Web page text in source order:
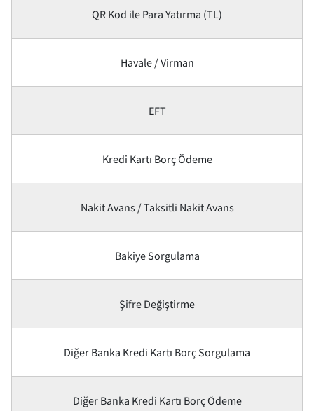
QR Kod ile Para Yatırma (TL)
Havale / Virman
EFT
Kredi Kartı Borç Ödeme
Nakit Avans / Taksitli Nakit Avans
Bakiye Sorgulama
Şifre Değiştirme
Diğer Banka Kredi Kartı Borç Sorgulama
Diğer Banka Kredi Kartı Borç Ödeme